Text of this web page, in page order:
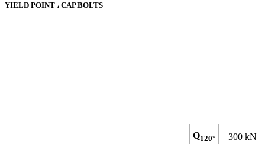
YIELD POINT ، CAP BOLTS
Q120° 300 kN